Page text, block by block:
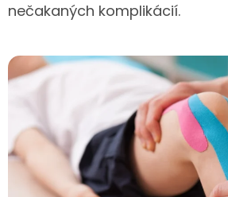
nečakaných komplikácií.